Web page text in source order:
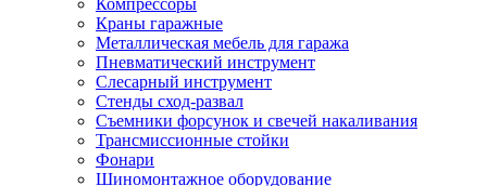
Краны гаражные
Металлическая мебель для гаража
Пневматический инструмент
Слесарный инструмент
Стенды сход-развал
Съемники форсунок и свечей накаливания
Трансмиссионные стойки
Фонари
Шиномонтажное оборудование